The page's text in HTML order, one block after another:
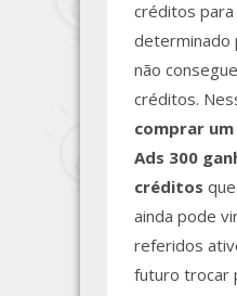
créditos
determinado
não
créditos.
comprar
Ads 300
créditos
ainda pode
referidos
futuro trocar